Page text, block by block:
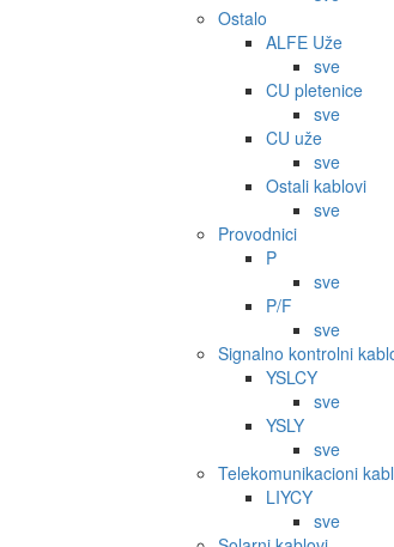
Ostalo
ALFE Uže
sve
CU pletenice
sve
CU uže
sve
Ostali kablovi
sve
Provodnici
P
sve
P/F
sve
Signalno kontrolni
YSLCY
sve
YSLY
sve
Telekomunikacioni
LIYCY
sve